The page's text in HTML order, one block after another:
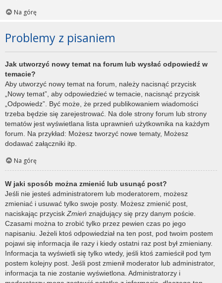
Na górę
Problemy z pisaniem
Jak utworzyć nowy temat na forum lub wysłać odpowiedź w
temacie?
Aby utworzyć nowy temat na forum, należy nacisnąć przycisk
„Nowy temat”, aby odpowiedzieć w temacie, nacisnąć przycisk
„Odpowiedz”. Być może, że przed publikowaniem wiadomości
trzeba będzie się zarejestrować. Na dole strony forum lub strony
tematów jest wyświetlana lista uprawnień użytkownika na każdym
forum. Na przykład: Możesz tworzyć nowe tematy, Możesz
dodawać załączniki itp.
Na górę
W jaki sposób można zmienić lub usunąć post?
Jeśli nie jesteś administratorem lub moderatorem, możesz
zmieniać i usuwać tylko swoje posty. Możesz zmienić post,
naciskając przycisk Zmień znajdujący się przy danym poście.
Czasami można to zrobić tylko przez pewien czas po jego
napisaniu. Jeżeli ktoś odpowiedział na ten post, pod twoim postem
pojawi się informacja ile razy i kiedy ostatni raz post był zmieniany.
Informacja ta wyświetli się tylko wtedy, jeśli ktoś zamieścił pod tym
postem kolejny post. Jeśli post zmienił moderator lub administrator,
informacja ta nie zostanie wyświetlona. Administratorzy i